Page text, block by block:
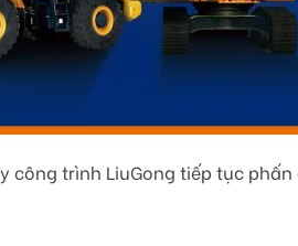
công trình LiuGong tiếp tục